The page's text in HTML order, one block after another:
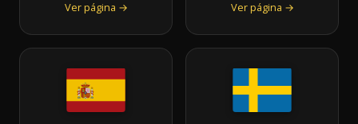
Ver página → Ver página →